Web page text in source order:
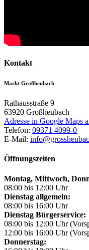
Kontakt
Markt Großheubach
Rathausstraße 9
63920 Großheubach
Adresse in Google Maps
Telefon: 09371 4099-0
E-Mail:
Öffnungszeiten
Montag, Mittwoch,
08:00 bis 12:00 Uhr
Dienstag allgemein:
08:00 bis 16:00 Uhr
Dienstag Bürgerservice:
08:00 bis 12:00 Uhr
12:00 bis 16:00 Uhr
Donnerstag: